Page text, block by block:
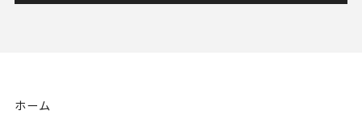
ホーム